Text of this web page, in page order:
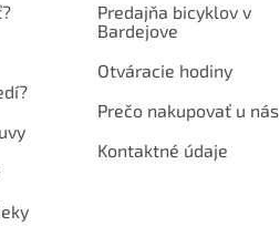
Predajňa bicyklov v
Bardejove
Otváracie hodiny
Prečo nakupovať u nás
Kontaktné údaje